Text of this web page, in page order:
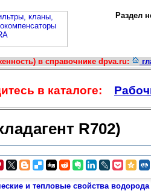
Раздел
в справочнике dpva.ru:
в каталоге:
R702)
и тепловые свойства водорода